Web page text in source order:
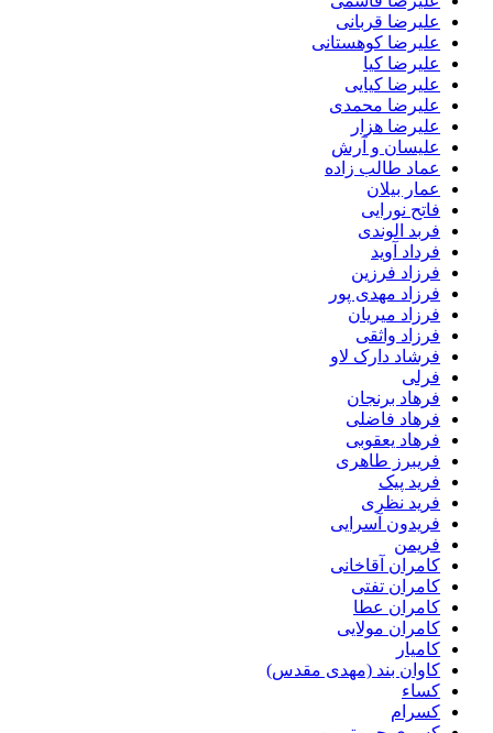
علیرضا قربانی
علیرضا کوهستانی
علیرضا کیا
علیرضا کیایی
علیرضا محمدی
علیرضا هزار
علیسان و آرش
عماد طالب زاده
عمار بیلان
فاتح نورایی
فربد الوندی
فرداد آوید
فرزاد فرزین
فرزاد مهدی پور
فرزاد میریان
فرزاد واثقی
فرشاد دارک لاو
فرلی
فرهاد برنجان
فرهاد فاضلی
فرهاد یعقوبی
فریبرز طاهری
فرید پیک
فرید نظری
فریدون آسرایی
فریمن
کامران آقاخانی
کامران تفتی
کامران عطا
کامران مولایی
کامیار
کاوان بند (مهدی مقدس)
کساء
کسرام